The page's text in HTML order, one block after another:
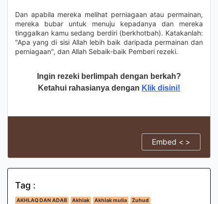
Dan apabila mereka melihat perniagaan atau permainan,
mereka bubar untuk menuju kepadanya dan mereka
tinggalkan kamu sedang berdiri (berkhotbah). Katakanlah:
"Apa yang di sisi Allah lebih baik daripada permainan dan
perniagaan", dan Allah Sebaik-baik Pemberi rezeki.
Ingin rezeki berlimpah dengan berkah?
Ketahui rahasianya dengan Klik disini!
Embed < >
Tag :
AKHLAQ DAN ADAB Akhlak Akhlak mulia
Zuhud